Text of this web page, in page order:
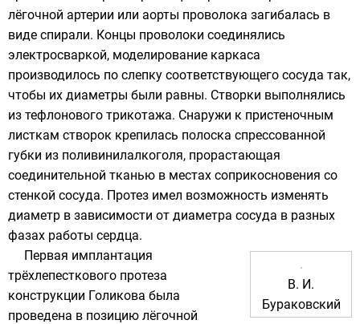
лёгочной артерии или аорты проволока загибалась в
виде спирали. Концы проволоки соединялись
электросваркой, моделирование каркаса
производилось по слепку соответствующего сосуда так,
чтобы их диаметры были равны. Створки выполнялись
из тефлонового трикотажа. Снаружи к пристеночным
листкам створок крепилась полоска спрессованной
губки из поливинилалкоголя, прорастающая
соединительной тканью в местах соприкосновения со
стенкой сосуда. Протез имел возможность изменять
диаметр в зависимости от диаметра сосуда в разных
фазах работы сердца.
В. И.
Бураковский
Первая имплантация
трёхлепесткового протеза
конструкции Голикова была
проведена в позицию лёгочной